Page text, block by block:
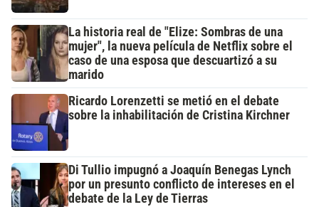
La historia real de "Elize: Sombras de una
mujer", la nueva película de Netflix sobre el
caso de una esposa que descuartizó a su
marido
Ricardo Lorenzetti se metió en el debate
sobre la inhabilitación de Cristina Kirchner
Di Tullio impugnó a Joaquín Benegas Lynch
por un presunto conflicto de intereses en el
debate de la Ley de Tierras